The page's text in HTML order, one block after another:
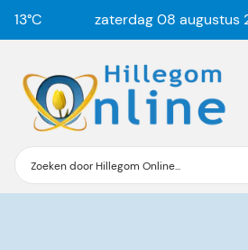
13°C zaterdag 08 augustus